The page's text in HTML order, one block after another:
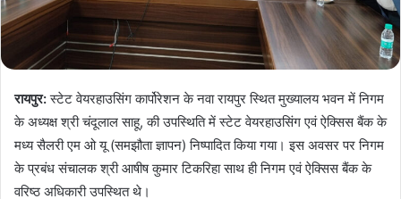
रायपुर:स्टेट वेयरहाउसिंग कार्पोरेशन के नवा रायपुर स्थित मुख्यालय भवन में निगम
के अध्यक्ष श्री चंदूलाल साहू, की उपस्थिति में स्टेट वेयरहाउसिंग एवं ऐक्सिस बैंक के
मध्य सैलरी एम ओ यू (समझौता ज्ञापन) निष्पादित किया गया। इस अवसर पर निगम
के प्रबंध संचालक श्री आषीष कुमार टिकरिहा साथ ही निगम एवं ऐक्सिस बैंक के
वरिष्ठ अधिकारी उपस्थित थे।